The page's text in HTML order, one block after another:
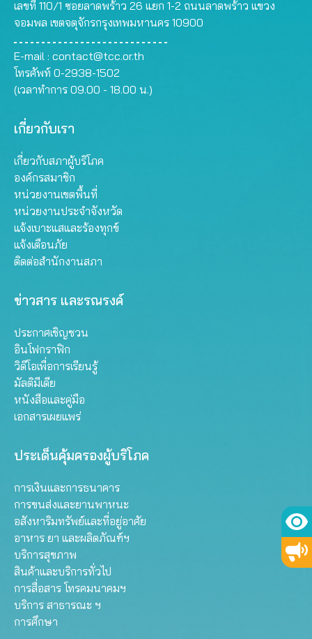
เลขที่ 110/1 ซอยลาดพร้าว 26 แยก 1-2 ถนนลาดพร้าว แขวง
จอมพล เขตจตุจักรกรุงเทพมหานคร 10900
E-mail : contact@tcc.or.th
โทรศัพท์ 0-2938-1502
(เวลาทำการ 09.00 - 18.00 น.)
เกี่ยวกับเรา
เกี่ยวกับสภาผู้บริโภค
องค์กรสมาชิก
หน่วยงานเขตพื้นที่
หน่วยงานประจำจังหวัด
แจ้งเบาะแสและร้องทุกข์
แจ้งเตือนภัย
ติดต่อสำนักงานสภา
ข่าวสาร และรณรงค์
ประกาศเชิญชวน
อินโฟกราฟิก
วิดีโอเพื่อการเรียนรู้
มัลติมีเดีย
หนังสือและคู่มือ
เอกสารเผยแพร่
ประเด็นคุ้มครองผู้บริโภค
การเงินและการธนาคาร
การขนส่งและยานพาหนะ
อสังหาริมทรัพย์และที่อยู่อาศัย
อาหาร ยา และผลิตภัณฑ์ฯ
บริการสุขภาพ
สินค้าและบริการทั่วไป
การสื่อสาร โทรคมนาคมฯ
บริการ สาธารณะ ฯ
การศึกษา